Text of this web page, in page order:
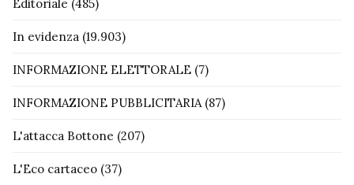
Editoriale (485)
In evidenza (19.903)
INFORMAZIONE ELETTORALE (7)
INFORMAZIONE PUBBLICITARIA(87)
L'attacca Bottone (207)
L'Eco cartaceo (37)